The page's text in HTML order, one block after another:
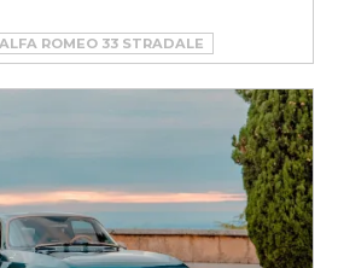
ROMEO 33 STRADALE
STORIA